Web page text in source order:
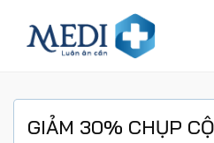
GIẢM 30% CHỤP